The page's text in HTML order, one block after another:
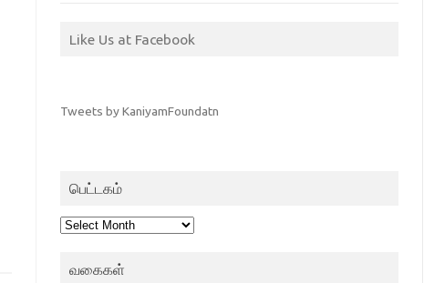
Like Us at Facebook
Tweets by KaniyamFoundatn
பெட்டகம்
பெட்டகம்
வகைகள்